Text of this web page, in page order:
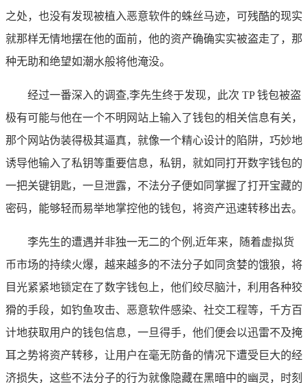
之处，也没有发现被植入恶意软件的蛛丝马迹，可残酷的现实
就那样无情地摆在他的面前，他的资产确确实实被盗走了，那
种无助和绝望如潮水般将他淹没。
经过一番深入的调查,李先生终于发现，此次 TP 钱包被盗
极有可能与他在一个不明网站上输入了钱包的相关信息有关，
那个网站伪装得极其逼真，就像一个精心设计的陷阱，巧妙地
诱导他输入了私钥等重要信息，私钥，就如同打开数字钱包的
一把关键钥匙，一旦泄露，不法分子便如同掌握了打开宝藏的
密码，能够轻而易举地掌控他的钱包，将资产迅速转移出去。
李先生的遭遇并非独一无二的个例,近年来，随着虚拟货
币市场的持续火爆，越来越多的不法分子如同贪婪的饿狼，将
目光紧紧地锁定在了数字钱包上，他们绞尽脑汁，利用各种狡
猾的手段，如钓鱼攻击、恶意软件感染、社交工程等，千方百
计地获取用户的钱包信息，一旦得手，他们便会以迅雷不及掩
耳之势将资产转移，让用户在毫无防备的情况下遭受巨大的经
济损失，这些不法分子的行为就像隐藏在黑暗中的幽灵，时刻